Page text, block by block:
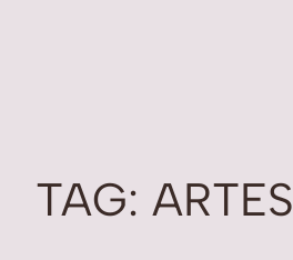
TAG: ARTES